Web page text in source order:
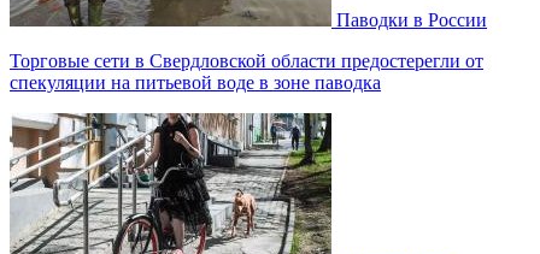
Паводки в России
Торговые сети в Свердловской области предостерегли от
спекуляции на питьевой воде в зоне паводка